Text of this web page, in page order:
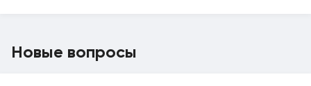
Новые вопросы